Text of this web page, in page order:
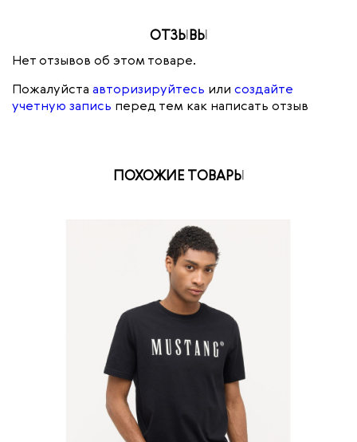
ОТЗЫВЫ
Нет отзывов об этом товаре.
Пожалуйста авторизируйтесь или создайте
учетную запись перед тем как написать отзыв
ПОХОЖИЕ ТОВАРЫ